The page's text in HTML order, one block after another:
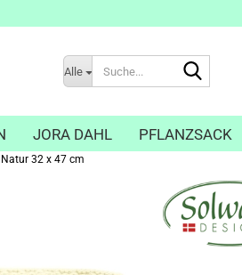
Alle
JORA DAHL PFLANZSACK
32 x 47 cm